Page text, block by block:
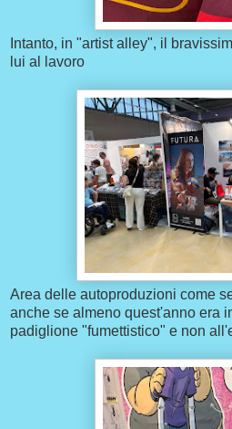
Intanto, in "artist alley", il
lui al lavoro
Area delle autoproduzioni come
anche se almeno quest'anno era
padiglione "fumettistico" e non